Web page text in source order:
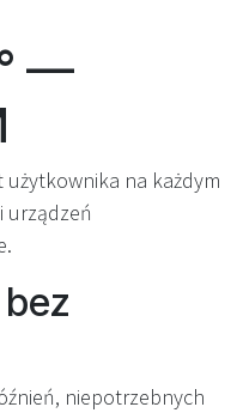
—
użytkownika na każdym
urządzeń
niepotrzebnych